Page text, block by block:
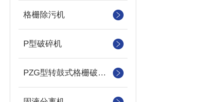
格栅除污机
P型破碎机
PZG型转鼓式格栅破碎机